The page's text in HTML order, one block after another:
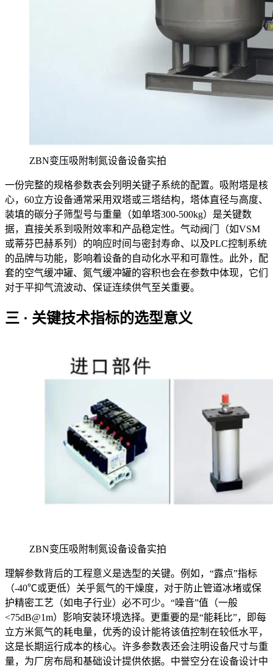
ZBN变压吸附制氮设备设备实拍
一份完整的规格参数表会列明关键子系统的配置。吸附塔是核
心，60立方设备通常采用双塔或三塔结构，塔体直径与高度、
装填的碳分子筛型号与重量（如单塔300-500kg）是关键数
据，直接关系到吸附效率和产品稳定性。气动阀门（如VSM
或蒂芬巴赫系列）的响应时间与密封寿命、以及PLC控制系统
的品牌与功能，影响着设备的自动化水平和可靠性。此外，配
套的空气缓冲罐、氮气缓冲罐的容积也会在参数中体现，它们
对于平抑气流波动、保证连续供气至关重要。
三 · 关键技术指标的选型意义
ZBN变压吸附制氮设备设备实拍
理解参数背后的工程意义是选型的关键。例如，“露点”指标
（-40℃或更低）关乎氮气的干燥度，对于防止管道冰堵或保
护精密工艺（如电子行业）必不可少。“噪音”值（一般
<75dB@1m）影响安装环境选择。更重要的是“能耗比”，即每
立方米氮气的耗电量，优秀的设计能将该值控制在较低水平，
这是长期运行成本的核心。许多参数表还会注明设备尺寸与重
量，为厂房布局和基础设计提供依据。中誉空分在设备设计中